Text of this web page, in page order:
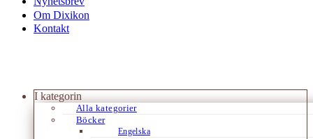
Om Dixikon
Kontakt
I kategorin
Alla kategorier
Böcker
Engelska